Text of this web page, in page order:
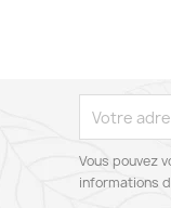
Vous pouvez
informations